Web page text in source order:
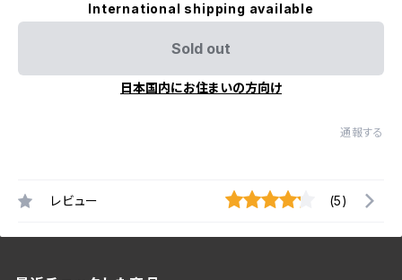
International shipping available
Sold out
日本国内にお住まいの方向け
通報する
レビュー (5)